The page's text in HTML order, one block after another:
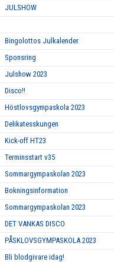
JULSHOW
Bingolottos Julkalender
Sponsring
Julshow 2023
Disco!!
Höstlovsgympaskola 2023
Delikatesskungen
Kick-off HT23
Terminsstart v35
Sommargympaskolan 2023
Bokningsinformation
Sommargympaskolan 2023
DET VANKAS DISCO
PÅSKLOVSGYMPASKOLA 2023
Bli blodgivare idag!